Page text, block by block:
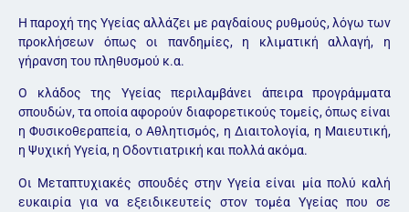
Η παροχή της Υγείας αλλάζει με ραγδαίους ρυθμούς, λόγω των
προκλήσεων όπως οι πανδημίες, η κλιματική αλλαγή, η
γήρανση του πληθυσμού κ.α.
Ο κλάδος της Υγείας περιλαμβάνει άπειρα προγράμματα
σπουδών, τα οποία αφορούν διαφορετικούς τομείς, όπως είναι
η Φυσικοθεραπεία, ο Αθλητισμός, η Διαιτολογία, η Μαιευτική,
η Ψυχική Υγεία, η Οδοντιατρική και πολλά ακόμα.
Οι Μεταπτυχιακές σπουδές στην Υγεία είναι μία πολύ καλή
ευκαιρία για να εξειδικευτείς στον τομέα Υγείας που σε